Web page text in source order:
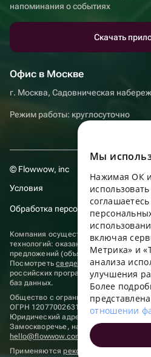
напоминания о событиях
Скачать
Офис в Москве
г. Москва, Садовническая
Режим работы: круглосуточно
© Flowwow, inc
Условия
Обработка персональных данных
Компания осуществляет
технологий: оказание услуг в сети
предложений (объявлений) продавцов
Посмотретьсведения о программах,
российских программ для
баз данных.
Общество с ограниченной
ОГРН 1207700263198, ИНН
Юридический адрес: г. Москва,
Замоскворечье, наб. Садовническая,
hello@flowwow.com
8 800 555-16-15
Применяютсярекомендательные
Мы
Нажимая ОК
включая
Метрика» и
анализа
улучшения
Более
отношении